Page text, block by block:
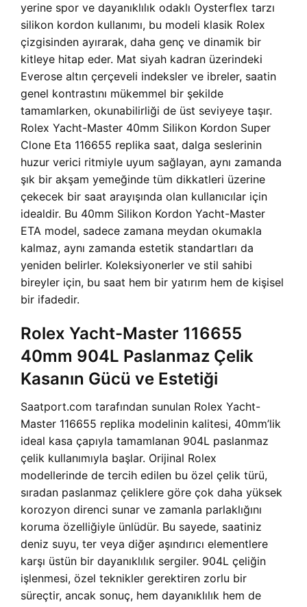
yerine spor ve dayanıklılık odaklı Oysterflex tarzı
silikon kordon kullanımı, bu modeli klasik Rolex
çizgisinden ayırarak, daha genç ve dinamik bir
kitleye hitap eder. Mat siyah kadran üzerindeki
Everose altın çerçeveli indeksler ve ibreler, saatin
genel kontrastını mükemmel bir şekilde
tamamlarken, okunabilirliği de üst seviyeye taşır.
Rolex Yacht-Master 40mm Silikon Kordon Super
Clone Eta 116655 replika saat, dalga seslerinin
huzur verici ritmiyle uyum sağlayan, aynı zamanda
şık bir akşam yemeğinde tüm dikkatleri üzerine
çekecek bir saat arayışında olan kullanıcılar için
idealdir. Bu 40mm Silikon Kordon Yacht-Master
ETA model, sadece zamana meydan okumakla
kalmaz, aynı zamanda estetik standartları da
yeniden belirler. Koleksiyonerler ve stil sahibi
bireyler için, bu saat hem bir yatırım hem de kişisel
bir ifadedir.
Rolex Yacht-Master 116655
40mm 904L Paslanmaz Çelik
Kasanın Gücü ve Estetiği
Saatport.com tarafından sunulan Rolex Yacht-
Master 116655 replika modelinin kalitesi, 40mm’lik
ideal kasa çapıyla tamamlanan 904L paslanmaz
çelik kullanımıyla başlar. Orijinal Rolex
modellerinde de tercih edilen bu özel çelik türü,
sıradan paslanmaz çeliklere göre çok daha yüksek
korozyon direnci sunar ve zamanla parlaklığını
koruma özelliğiyle ünlüdür. Bu sayede, saatiniz
deniz suyu, ter veya diğer aşındırıcı elementlere
karşı üstün bir dayanıklılık sergiler. 904L çeliğin
işlenmesi, özel teknikler gerektiren zorlu bir
süreçtir, ancak sonuç, hem dayanıklılık hem de